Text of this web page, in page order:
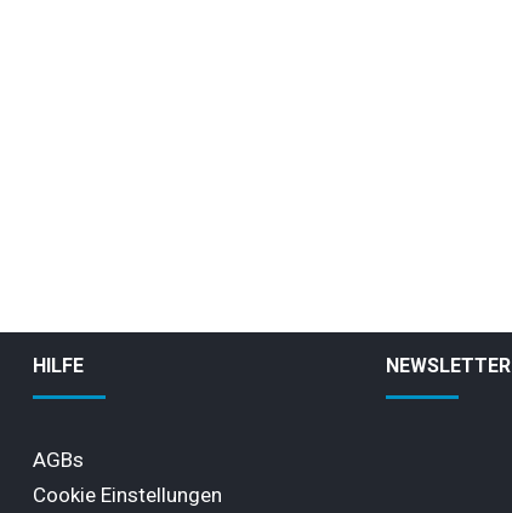
HILFE
AGBs
Cookie Einstellungen
NEWSLETTER